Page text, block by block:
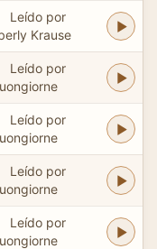
Leído por
Krause
Leído por
Leído por
Leído por
Leído por